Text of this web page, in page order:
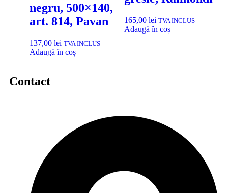
negru, 500×140,
art. 814, Pavan
137,00 lei TVA INCLUS
Adaugă în coș
165,00 lei TVA INCLUS
Adaugă în coș
Contact